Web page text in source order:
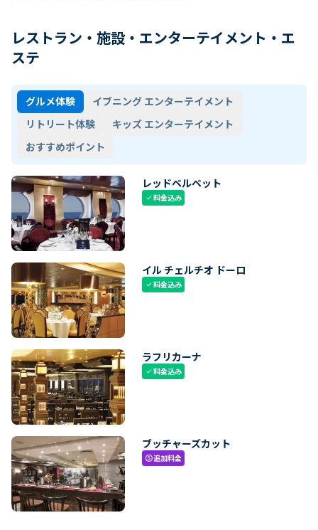
レストラン・施設・エンターテイメント・エ
ステ
グルメ体験
イブニング エンターテイメント
リトリート体験
キッズ エンターテイメント
おすすめポイント
レッドベルベット
check料金込み
イル チェルチオ ドーロ
check料金込み
ラフリカーナ
check料金込み
ブッチャーズカット
paid追加料金